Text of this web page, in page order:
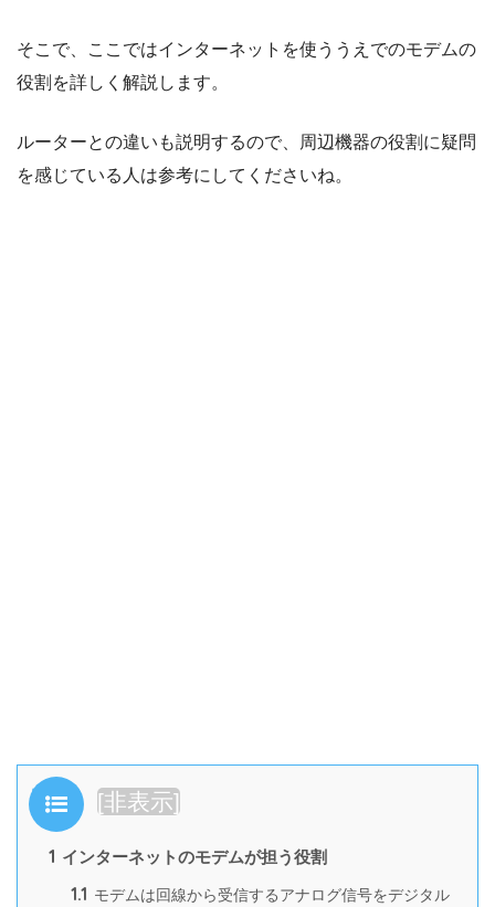
そこで、ここではインターネットを使ううえでのモデムの
役割を詳しく解説します。
ルーターとの違いも説明するので、周辺機器の役割に疑問
を感じている人は参考にしてくださいね。
目次 [非表示]
1 インターネットのモデムが担う役割
1.1 モデムは回線から受信するアナログ信号をデジタル